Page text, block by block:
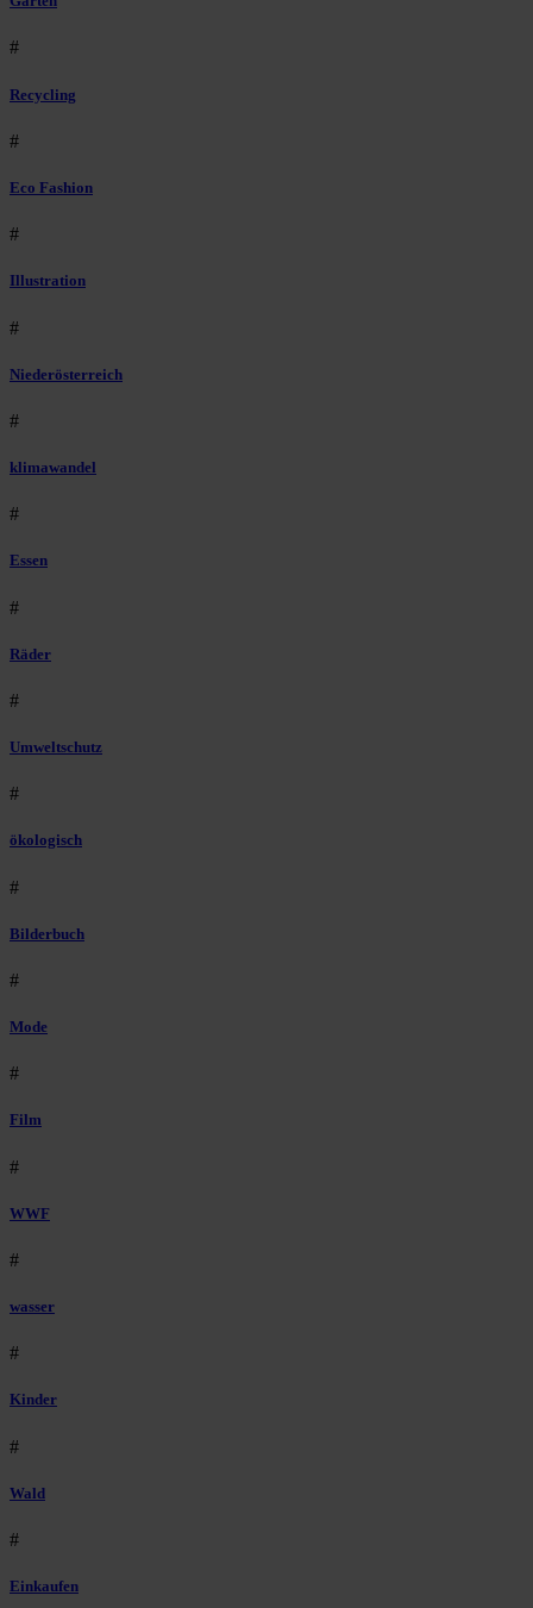
#
Recycling
#
Eco Fashion
#
Illustration
#
Niederösterreich
#
klimawandel
#
Essen
#
Räder
#
Umweltschutz
#
ökologisch
#
Bilderbuch
#
Mode
#
Film
#
WWF
#
wasser
#
Kinder
#
Wald
#
Einkaufen